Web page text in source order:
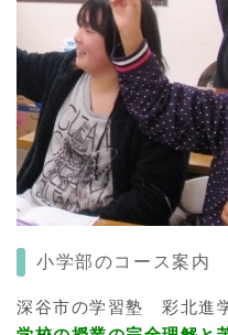
小学部のコース案内
深谷市の学習塾 彩北進